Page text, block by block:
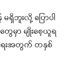
မရှိဘူးလို့ ပြောပါ
မှာ မျိုးစေ့ယူရ
ရေးအတွက် တနှစ်